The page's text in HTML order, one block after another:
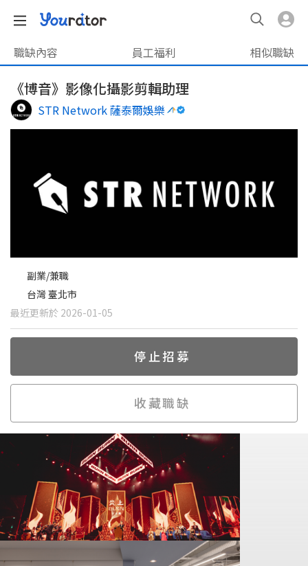
職缺內容 員工福利 相似職缺
《博音》影像化攝影剪輯助理
STR Network 薩泰爾娛樂
副業/兼職
台灣 臺北市
最近更新於 2026-01-05
停止招募
收藏職缺